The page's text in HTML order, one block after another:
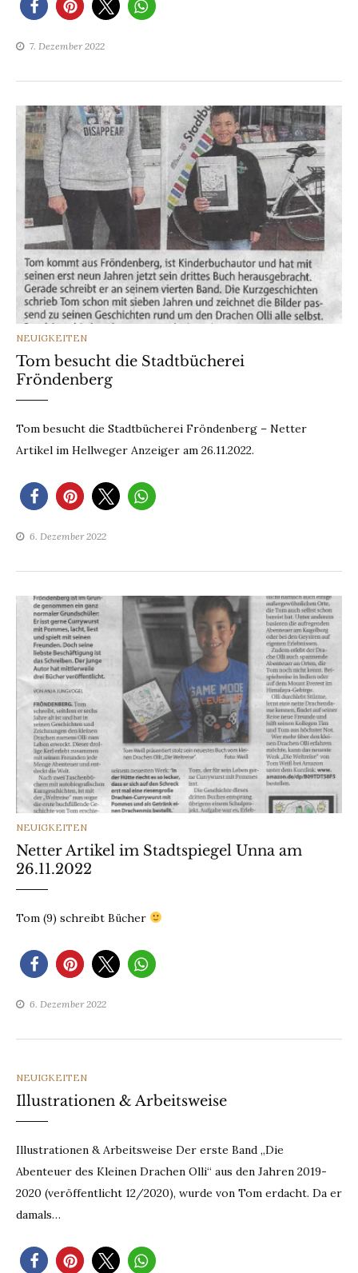
7. Dezember 2022
CATEGORIES
NEUIGKEITEN
Tom besucht die Stadtbücherei
Fröndenberg
Tom besucht die Stadtbücherei Fröndenberg – Netter
Artikel im Hellweger Anzeiger am 26.11.2022.
6. Dezember 2022
CATEGORIES
NEUIGKEITEN
Netter Artikel im Stadtspiegel Unna am
26.11.2022
Tom (9) schreibt Bücher
6. Dezember 2022
CATEGORIES
NEUIGKEITEN
Illustrationen & Arbeitsweise
Illustrationen & Arbeitsweise Der erste Band „Die
Abenteuer des Kleinen Drachen Olli“ aus den Jahren 2019-
2020 (veröffentlicht 12/2020), wurde von Tom erdacht. Da er
damals…